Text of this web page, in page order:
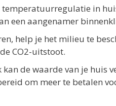
temperatuurregulatie in
een aangenamer
help je het milieu te
CO2-uitstoot.
kan de waarde van je huis
om meer te betalen